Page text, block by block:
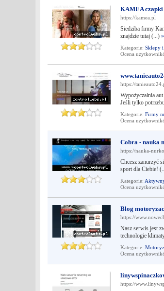
KAMEA czapki
https://kamea.pl
Siedziba firmy
znajdzie tutaj (...) »
Kategorie: Sklepy
Ocena
https://
Wypożyczalnia
Jeśli tylko
Kategorie: Firmy
Ocena
Cobra - nauka
https://nauka-
Chcesz zanurzyć
sport dla Ciebie!
Kategorie:
Ocena
Blog
https://
Nasz serwis jest
technologie
Kategorie:
Ocena
https://